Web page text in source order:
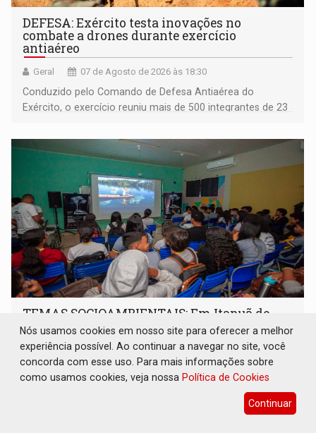
DEFESA: Exército testa inovações no
combate a drones durante exercício
antiaéreo
Geral 07 de Agosto de 2026 às 18:30
Conduzido pelo Comando de Defesa Antiaérea do
Exército, o exercício reuniu mais de 500 integrantes de 23
TEMAS SOCIOAMBIENTAIS: Em Itapuã do
Oeste, CINEMAZÔNIA leva cinema
amazônico a estudantes na escola
Cultura 07 de Agosto de 2026 às 18:30
CINEMAZÔNIA transforma escola em sala de cinema e
aproxima estudantes do audiovisual produzido na
Nós usamos cookies em nosso site para oferecer a melhor
experiência possível. Ao continuar a navegar no site, você
concorda com esse uso. Para mais informações sobre
como usamos cookies, veja nossa Política de Cookies
Continuar